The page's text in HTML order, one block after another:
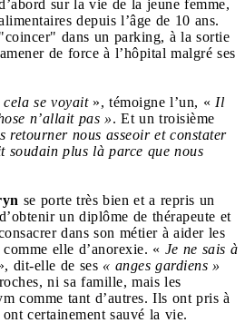
sur la vie de la jeune femme,
depuis l’âge de 10 ans.
dans un parking, à la sortie
de force à l’hôpital malgré ses
se voyait », témoigne l’un, « Il
n’allait pas ». Et un troisième
retourner nous asseoir et constater
soudain plus là parce que nous
se porte très bien et a repris un
un diplôme de thérapeute et
dans son métier à aider les
elle d’anorexie. « Je ne sais à
dit-elle de ses « anges gardiens »
ni sa famille, mais les
comme tant d’autres. Ils ont pris à
certainement sauvé la vie.